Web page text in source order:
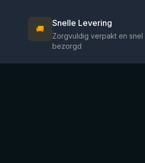
🚚
Snelle Levering
Zorgvuldig verpakt en snel
bezorgd